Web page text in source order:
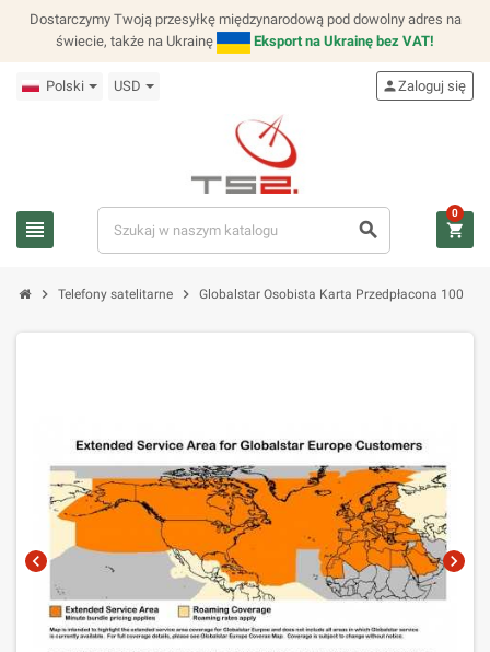
Dostarczymy Twoją przesyłkę międzynarodową pod dowolny adres na
świecie, także na Ukrainę
Eksport na Ukrainę bez VAT!
Polski USD
view_headline search
personZaloguj się
shopping_cart
0
chevron_right Telefony satelitarne chevron_right Globalstar Osobista Karta Przedpłacona 100
chevron_left chevron_right